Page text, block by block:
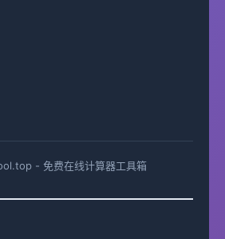
- 免费在线计算器工具箱